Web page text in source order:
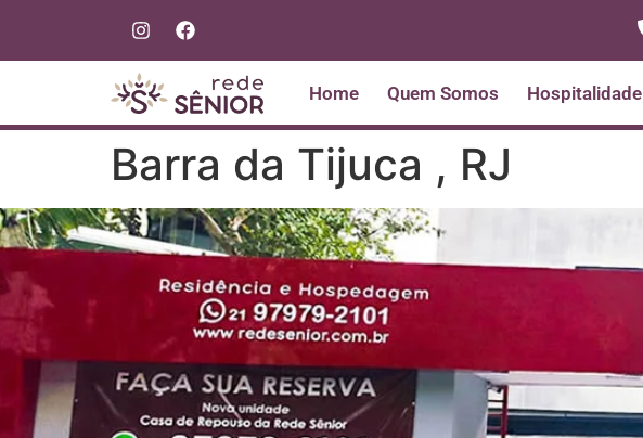
Home Quem Somos Hospitalidade
Barra da Tijuca , RJ